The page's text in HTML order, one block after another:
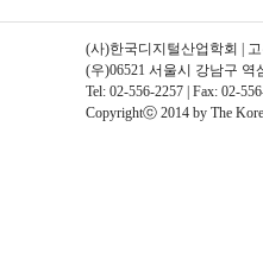
(사)한국디지털산업학회 |
(우)06521 서울시 강남구
Tel: 02-556-2257 | Fax: 02-
Copyrightⓒ 2014 by The